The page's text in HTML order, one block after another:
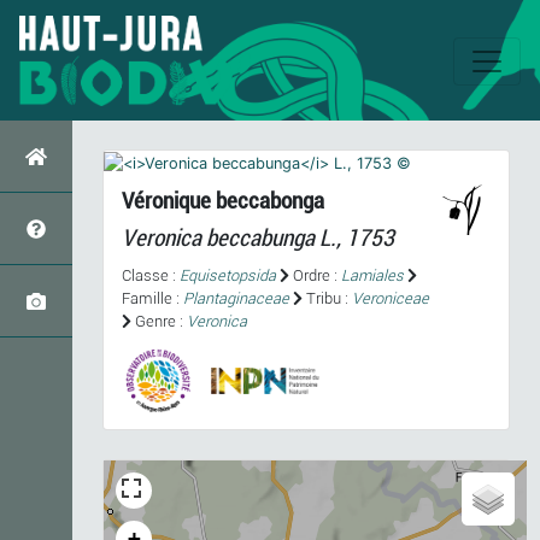
Véronique beccabonga
Veronica beccabungaL., 1753
Classe : Equisetopsida Ordre : Lamiales
Famille : Plantaginaceae Tribu : Veroniceae
Genre : Veronica